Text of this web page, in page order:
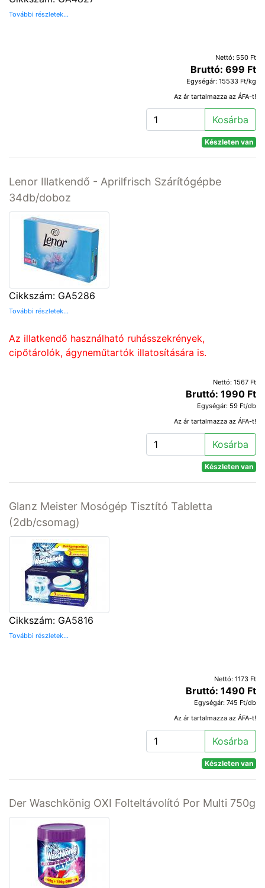
További részletek...
Nettó: 550 Ft
Bruttó: 699 Ft
Egységár: 15533 Ft/kg
Az ár tartalmazza az ÁFA-t!
Kosárba
Készleten van
Lenor Illatkendő - Aprilfrisch Szárítógépbe
34db/doboz
Cikkszám: GA5286
További részletek...
Az illatkendő használható ruhásszekrények,
cipőtárolók, ágyneműtartók illatosítására is.
Nettó: 1567 Ft
Bruttó: 1990 Ft
Egységár: 59 Ft/db
Az ár tartalmazza az ÁFA-t!
Kosárba
Készleten van
Glanz Meister Mosógép Tisztító Tabletta
(2db/csomag)
Cikkszám: GA5816
További részletek...
Nettó: 1173 Ft
Bruttó: 1490 Ft
Egységár: 745 Ft/db
Az ár tartalmazza az ÁFA-t!
Kosárba
Készleten van
Der Waschkönig OXI Folteltávolító Por Multi 750g